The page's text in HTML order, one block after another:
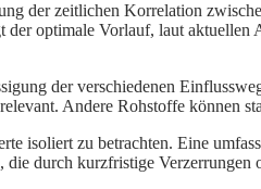
der zeitlichen Korrelation
der optimale Vorlauf, laut
der verschiedenen
Andere Rohstoffe können
isoliert zu betrachten. Eine
die durch kurzfristige